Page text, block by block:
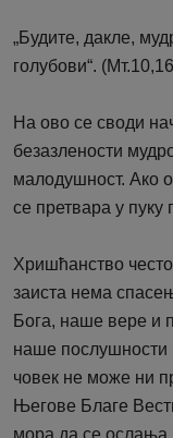
„Будите, дакле,
голубови“.
На ово се своди
безазлености
малодушност. Ако
се претвара у пуку
Хришћанство
заиста нема
Бога, наше вере и
наше
човек не може ни
Његове Благе
мора да се ослања